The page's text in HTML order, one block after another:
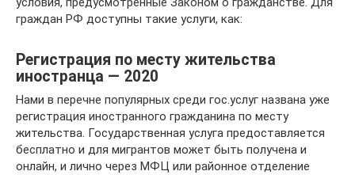
граждан РФ доступны такие услуги, как:
Регистрация по месту жительства
иностранца — 2020
Нами в перечне популярных среди гос.услуг названа уже
регистрация иностранного гражданина по месту
жительства. Государственная услуга предоставляется
бесплатно и для мигрантов может быть получена и
онлайн, и лично через МФЦ или районное отделение